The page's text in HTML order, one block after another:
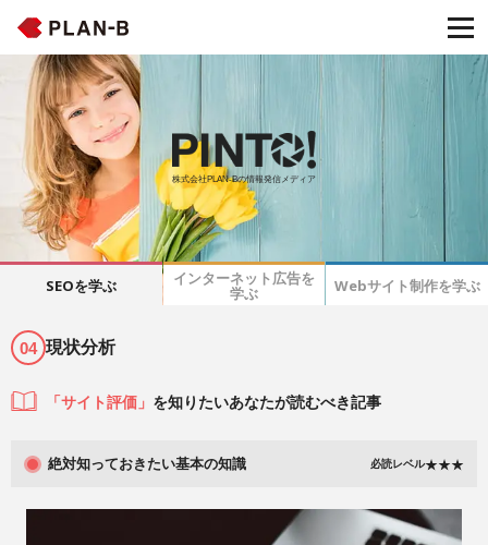
株式会社PLAN-Bの情報発信メディア
SEOを学ぶ インターネット広告を
学ぶ Webサイト制作を学ぶ
04 現状分析
「サイト評価」 を知りたいあなたが読むべき記事
絶対知っておきたい基本の知識 必読レベル